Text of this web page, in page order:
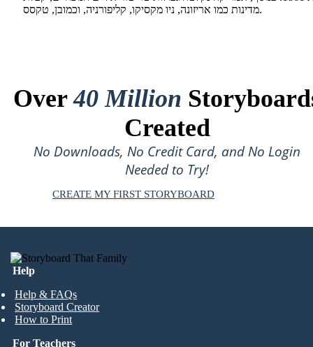
מדינות כמו אריזונה, ניו מקסיקו, קליפורניה, וכמובן, טקסס.
Over40 Million
Created
No Downloads, No Credit Card, and No Login
Needed to Try!
CREATE MY FIRST STORYBOARD
Help
Help & FAQs
Storyboard Creator
How to Print
For Teachers